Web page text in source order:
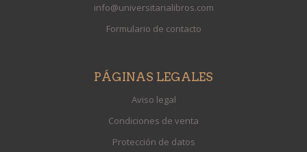
info@universitarialibros.com
Formulario de contacto
PÁGINAS LEGALES
Aviso legal
Condiciones de venta
Protección de datos